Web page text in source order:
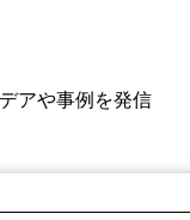
アや事例を発信